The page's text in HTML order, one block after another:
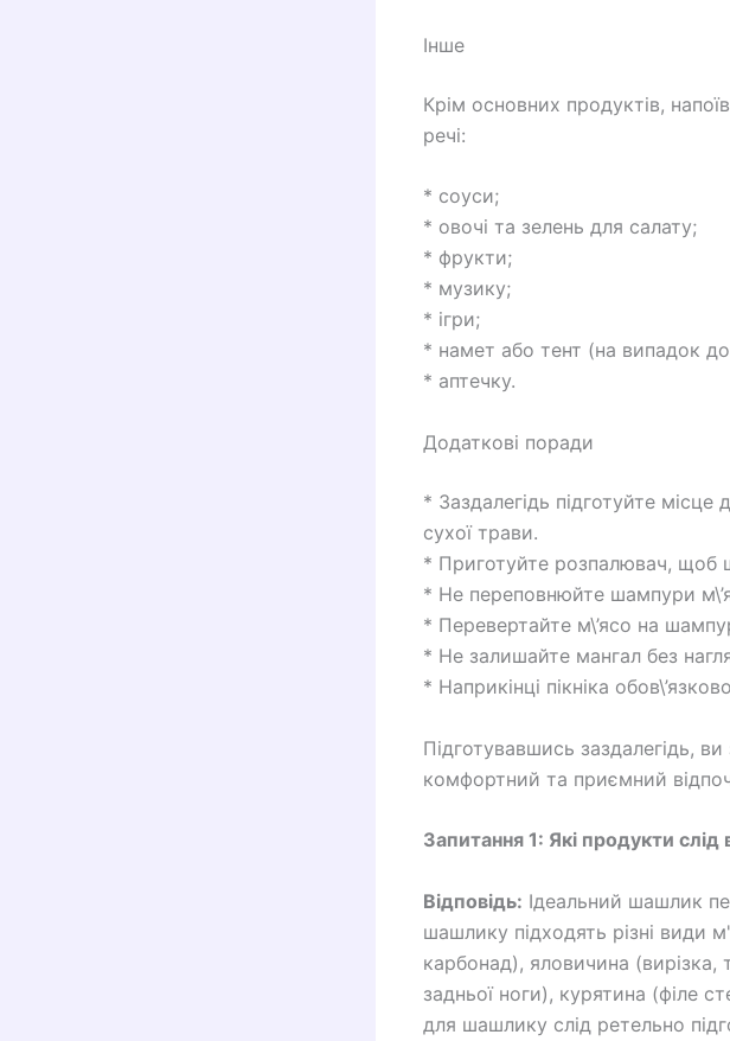
Інше
Крім основних продуктів,
речі:
* соуси;
* овочі та зелень для салату;
* фрукти;
* музику;
* ігри;
* намет або тент (на випадок
* аптечку.
Додаткові поради
* Заздалегідь підготуйте місце
сухої трави.
* Приготуйте розпалювач, щоб
* Не переповнюйте шампури
* Перевертайте м\’ясо на
* Не залишайте мангал без
* Наприкінці пікніка
Підготувавшись заздалегідь,
комфортний та приємний
Запитання 1: Які продукти
Відповідь: Ідеальний шашлик
шашлику підходять різні види
карбонад), яловичина
задньої ноги), курятина (філе
для шашлику слід ретельно